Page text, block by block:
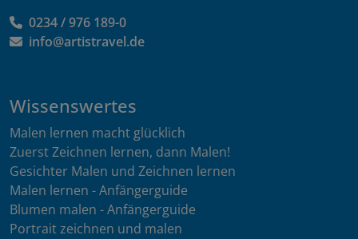
0234 / 976 189-0
info@artistravel.de
Wissenswertes
Malen lernen macht glücklich
Zuerst Zeichnen lernen, dann Malen!
Gesichter Malen und Zeichnen lernen
Malen lernen - Anfängerguide
Blumen malen - Anfängerguide
Portrait zeichnen und malen